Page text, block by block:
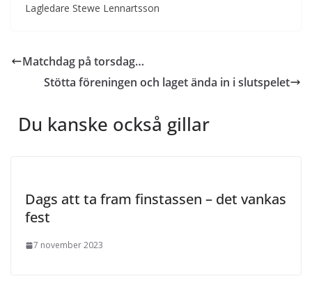
Lagledare Stewe Lennartsson
Matchdag på torsdag…
Stötta föreningen och laget ända in i slutspelet
Du kanske också gillar
Dags att ta fram finstassen – det vankas
fest
7 november 2023